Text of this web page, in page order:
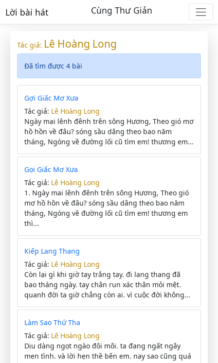
Lời bài hát Cùng Thư Giản
Tác giả: Lê Hoàng Long
Đã tìm được 4 bài
Gợi Giấc Mơ Xưa
Tác giả: Lê Hoàng Long
Ngày mai lênh đênh trên sông Hương, Theo gió mơ
hồ hồn về đâu? sóng sầu dâng theo bao năm
tháng, Ngóng về đường lối cũ tìm em! thương em...
Gọi Giấc Mơ Xưa
Tác giả: Lê Hoàng Long
1. Ngày mai lênh đênh trên sông Hương, Theo gió
mơ hồ hồn về đâu? sóng sầu dâng theo bao năm
tháng, Ngóng về đường lối cũ tìm em! thương em
thì...
Kiếp Lang Thang
Tác giả: Lê Hoàng Long
Còn lại gì khi giờ tay trắng tay. đi lang thang đã
bao tháng ngày. tay chân run xác thân mỏi mệt.
quanh đời ta giờ chẳng còn ai. vì cuộc đời không...
Làm Sao Thứ Tha
Tác giả: Lê Hoàng Long
Dịu dàng ngọt ngào đôi môi. ta đang ngất ngây
men tình. và lời hẹn thề bên em. nay sao cũng quá